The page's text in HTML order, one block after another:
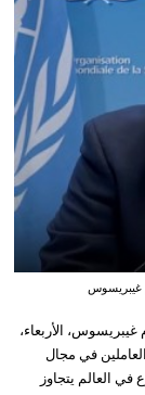
غيبريسوس
الأربعاء،
في مجال
العالم يتجاوز